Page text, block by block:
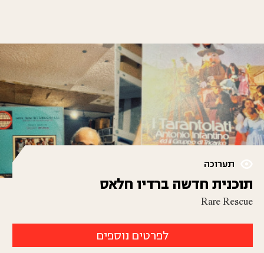
תערוכה
תוכנית חדשה ברדיו חלאס
Rare Rescue
לפרטים נוספים